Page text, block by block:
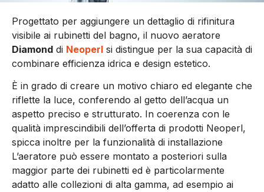
Progettato per aggiungere un dettaglio di rifinitura
visibile ai rubinetti del bagno, il nuovo aeratore
Diamond di Neoperl si distingue per la sua capacità di
combinare efficienza idrica e design estetico.
È in grado di creare un motivo chiaro ed elegante che
riflette la luce, conferendo al getto dell’acqua un
aspetto preciso e strutturato. In coerenza con le
qualità imprescindibili dell’offerta di prodotti Neoperl,
spicca inoltre per la funzionalità di installazione
L’aeratore può essere montato a posteriori sulla
maggior parte dei rubinetti ed è particolarmente
adatto alle collezioni di alta gamma, ad esempio ai